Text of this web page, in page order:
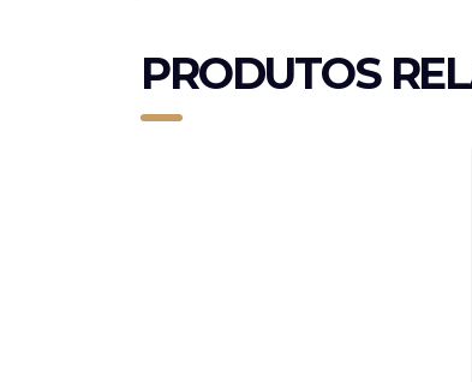
PRODUTOS